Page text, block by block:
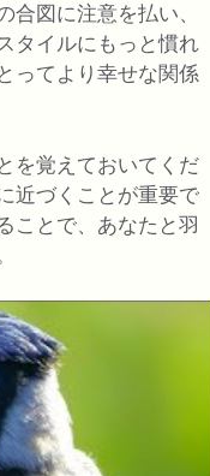
図に注意を払い、
タイルにもっと慣れ
ってより幸せな関係
を覚えておいてくだ
近づくことが重要で
ことで、あなたと羽